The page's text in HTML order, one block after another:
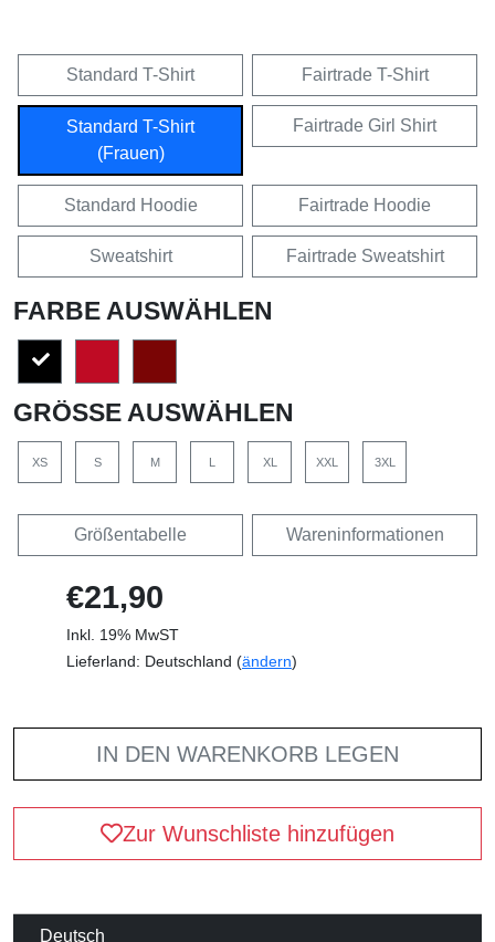
Standard T-Shirt Fairtrade T-Shirt
Standard T-Shirt
(Frauen)
Fairtrade Girl Shirt
Standard Hoodie Fairtrade Hoodie
Sweatshirt Fairtrade Sweatshirt
FARBE AUSWÄHLEN
GRÖSSE AUSWÄHLEN
XS S M L XL XXL 3XL
Größentabelle Wareninformationen
€21,90
Inkl. 19% MwST
Lieferland: Deutschland (ändern)
IN DEN WARENKORB LEGEN
Zur Wunschliste hinzufügen
Deutsch